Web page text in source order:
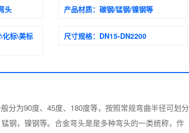
头
化标\美标
产品材质： 碳钢/锰钢/镍钢等
尺寸规格： DN15-DN2200
分为90度、45度、180度等，按照常规弯曲半径可划分
钢，镍钢等。合金弯头是是多种弯头的一类统称，作